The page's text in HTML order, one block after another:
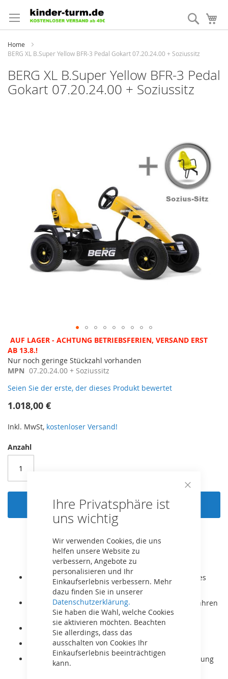
Ihre Privatsphäre ist
uns wichtig
Wir verwenden Cookies, die uns
helfen unsere Website zu
verbessern, Angebote zu
personalisieren und Ihr
Einkaufserlebnis verbessern. Mehr
dazu finden Sie in unserer
Datenschutzerklärung.
Sie haben die Wahl, welche Cookies
sie aktivieren möchten. Beachten
Sie allerdings, dass das
ausschalten von Cookies Ihr
Einkaufserlebnis beeinträchtigen
kann.
zum
Inhalt
Suche
Home
BERG XL B.Super Yellow BFR-3 Pedal Gokart 07.20.24.00 + Soziussitz
BERG XL B.Super Yellow BFR-3 Pedal
Gokart 07.20.24.00 + Soziussitz
Zum
Anfang
der
Bildergalerie
AUF LAGER - ACHTUNG BETRIEBSFERIEN, VERSAND ERST
AB 13.8.!
Nur noch geringe Stückzahl vorhanden
MPN 07.20.24.00 + Soziussitz
Seien Sie der erste, der dieses Produkt bewertet
1.018,00 €
Inkl. MwSt, kostenloser Versand!
Anzahl
In den Warenkorb
Inklusive Soziussitz zum bequemen Mitfahren eines
Passagiers.
Der BERG XL ist für Kinder und Erwachsene ab 5 Jahren
bzw. Körpergröße 125-190cm geeignet.
Mit Dreigangschaltung!
Er wächst mit dank verstellbarem Sitz.
Sehr robuster Rahmen, auch für gewerbliche Nutzung
geeignet.